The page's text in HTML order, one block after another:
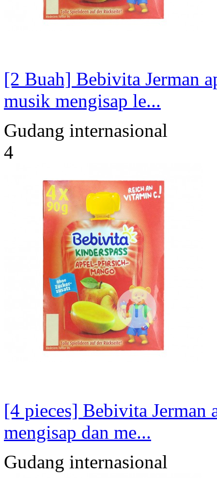
[2 Buah] Bebivita Jerman
musik mengisap le...
Gudang internasional
4
[4 pieces] Bebivita Jerman
mengisap dan me...
Gudang internasional